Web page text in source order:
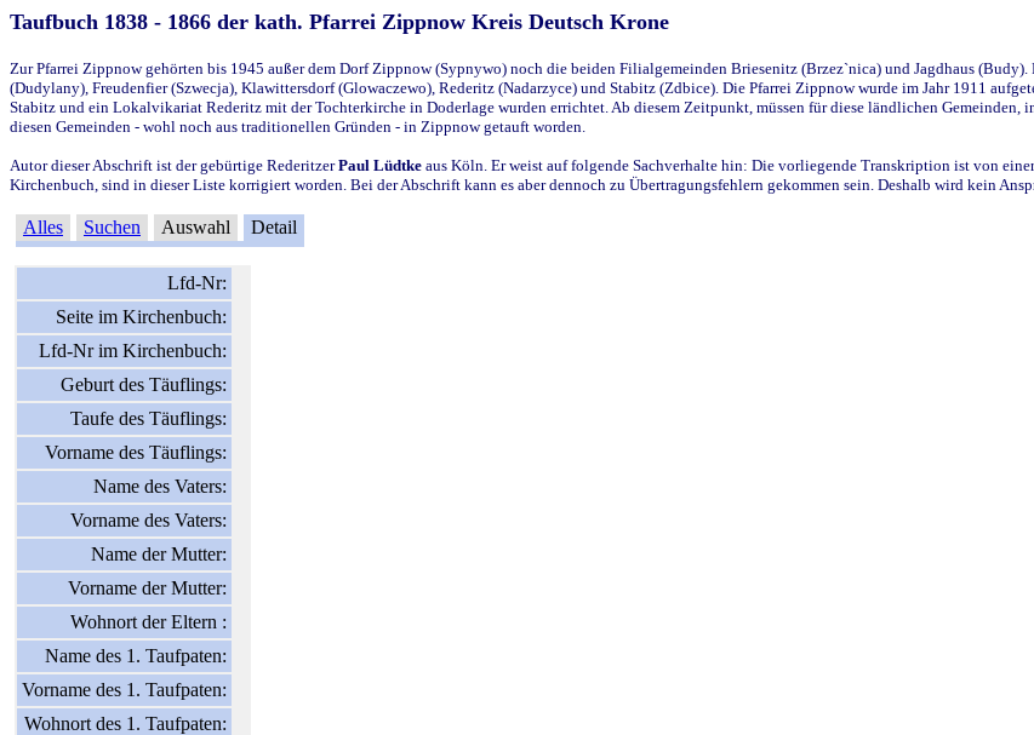
Taufbuch 1838 - 1866 der kath. Pfarrei Zippnow Kreis Deutsch Krone
Zur Pfarrei Zippnow gehörten bis 1945 außer dem Dorf Zippnow (Sypnywo) noch die beiden Filialgemeinden Briesenitz (Brzez`nica) und Jagdhaus
(Dudylany), Freudenfier (Szwecja), Klawittersdorf (Glowaczewo), Rederitz (Nadarzyce) und Stabitz (Zdbice). Die Pfarrei Zippnow wurde im Jahr 1911
Stabitz und ein Lokalvikariat Rederitz mit der Tochterkirche in Doderlage wurden errichtet. Ab diesem Zeitpunkt, müssen für diese ländlichen Gemeinden,
diesen Gemeinden - wohl noch aus traditionellen Gründen - in Zippnow getauft worden.
Autor dieser Abschrift ist der gebürtige RederitzerPaul Lüdtke aus Köln. Er weist auf folgende Sachverhalte hin: Die vorliegende Transkription ist von
Kirchenbuch, sind in dieser Liste korrigiert worden. Bei der Abschrift kann es aber dennoch zu Übertragungsfehlern gekommen sein. Deshalb wird kein
Alles Suchen Auswahl Detail
Lfd-Nr:
Seite im Kirchenbuch:
Lfd-Nr im Kirchenbuch:
Geburt des Täuflings:
Taufe des Täuflings:
Vorname des Täuflings:
Name des Vaters:
Vorname des Vaters:
Name der Mutter:
Vorname der Mutter:
Wohnort der Eltern :
Name des 1. Taufpaten:
Vorname des 1. Taufpaten:
Wohnort des 1. Taufpaten: